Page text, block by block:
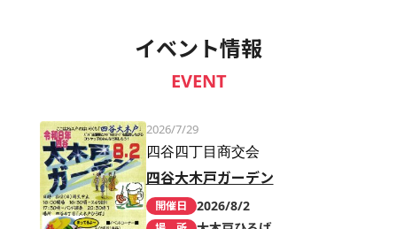
イベント情報
EVENT
2026/7/29
四谷四丁目商交会
四谷大木戸ガーデン
開催日 2026/8/2